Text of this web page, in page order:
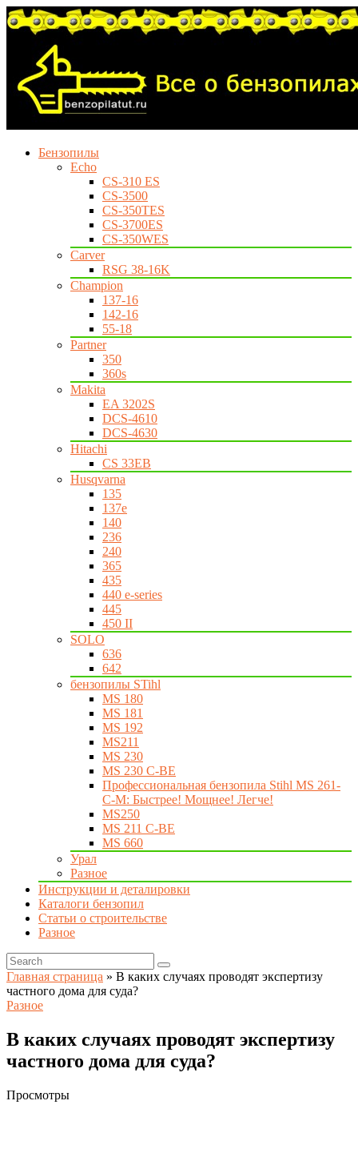
Бензопилы
Echo
CS-310 ES
CS-3500
CS-350TES
CS-3700ES
CS-350WES
Carver
RSG 38-16K
Champion
137-16
142-16
55-18
Partner
350
360s
Makita
EA 3202S
DCS-4610
DCS-4630
Hitachi
CS 33EB
Husqvarna
135
137e
140
236
240
365
435
440 e-series
445
450 II
SOLO
636
642
бензопилы STihl
MS 180
MS 181
MS 192
MS211
MS 230
MS 230 C-BE
Профессиональная бензопила Stihl MS 261-
C-M: Быстрее! Мощнее! Легче!
MS250
MS 211 C-BE
MS 660
Урал
Разное
Инструкции и деталировки
Каталоги бензопил
Статьи о строительстве
Разное
Главная страница » В каких случаях проводят экспертизу
частного дома для суда?
Разное
В каких случаях проводят экспертизу
частного дома для суда?
Просмотры